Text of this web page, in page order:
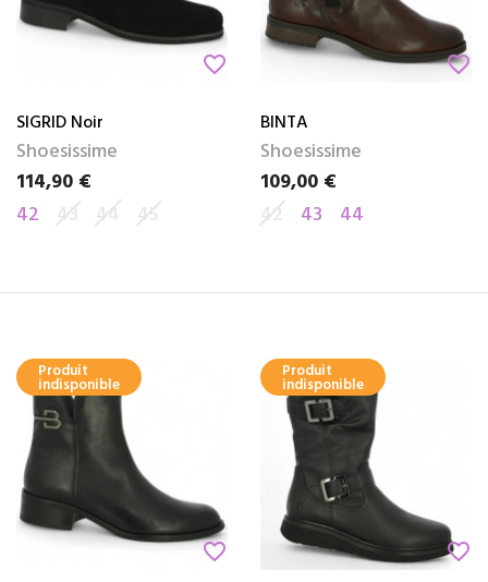
favorite_border
SIGRID Noir
Shoesissime
Prix
114,90 €
42 43 44 45
favorite_border
BINTA
Shoesissime
Prix
109,00 €
42
43 44
Produit
indisponible
favorite_border
Produit
indisponible
favorite_border